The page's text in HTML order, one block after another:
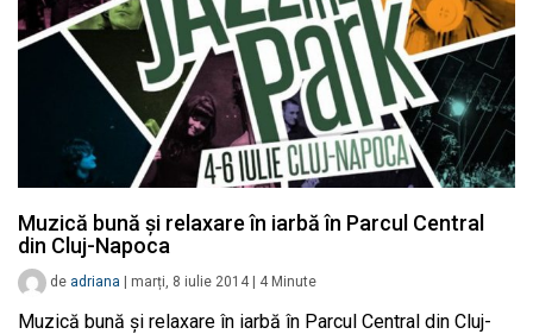
Muzică bună și relaxare în iarbă în Parcul Central
din Cluj-Napoca
de adriana | marți, 8 iulie 2014 | 4 Minute
Muzică bună și relaxare în iarbă în Parcul Central din Cluj-